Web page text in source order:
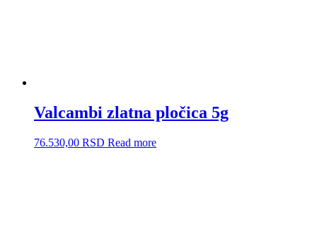
Valcambi zlatna pločica 5g
76.530,00 RSD Read more